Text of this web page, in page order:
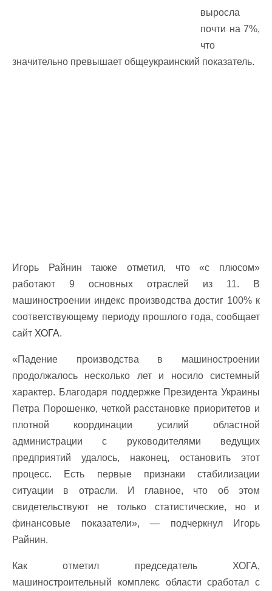
выросла
почти на 7%,
что
значительно превышает общеукраинский показатель.
Игорь Райнин также отметил, что «с плюсом»
работают 9 основных отраслей из 11. В
машиностроении индекс производства достиг 100% к
соответствующему периоду прошлого года, сообщает
сайт ХОГА.
«Падение производства в машиностроении
продолжалось несколько лет и носило системный
характер. Благодаря поддержке Президента Украины
Петра Порошенко, четкой расстановке приоритетов и
плотной координации усилий областной
администрации с руководителями ведущих
предприятий удалось, наконец, остановить этот
процесс. Есть первые признаки стабилизации
ситуации в отрасли. И главное, что об этом
свидетельствуют не только статистические, но и
финансовые показатели», — подчеркнул Игорь
Райнин.
Как отметил председатель ХОГА,
машиностроительный комплекс области сработал с